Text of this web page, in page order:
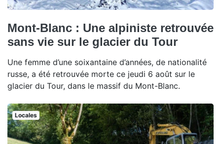
Mont-Blanc : Une alpiniste retrouvée
sans vie sur le glacier du Tour
Une femme d’une soixantaine d’années, de nationalité
russe, a été retrouvée morte ce jeudi 6 août sur le
glacier du Tour, dans le massif du Mont-Blanc.
Locales